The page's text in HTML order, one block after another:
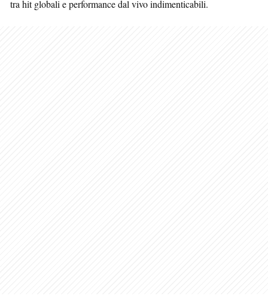
tra hit globali e performance dal vivo indimenticabili.